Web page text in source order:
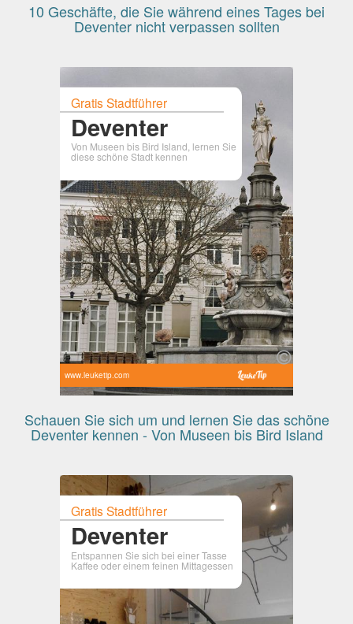
10 Geschäfte, die Sie während eines Tages bei
Deventer nicht verpassen sollten
Gratis Stadtführer
Deventer
Von Museen bis Bird Island, lernen Sie
diese schöne Stadt kennen
www.leuketip.com
Schauen Sie sich um und lernen Sie das schöne
Deventer kennen - Von Museen bis Bird Island
Gratis Stadtführer
Deventer
Entspannen Sie sich bei einer Tasse
Kaffee oder einem feinen Mittagessen